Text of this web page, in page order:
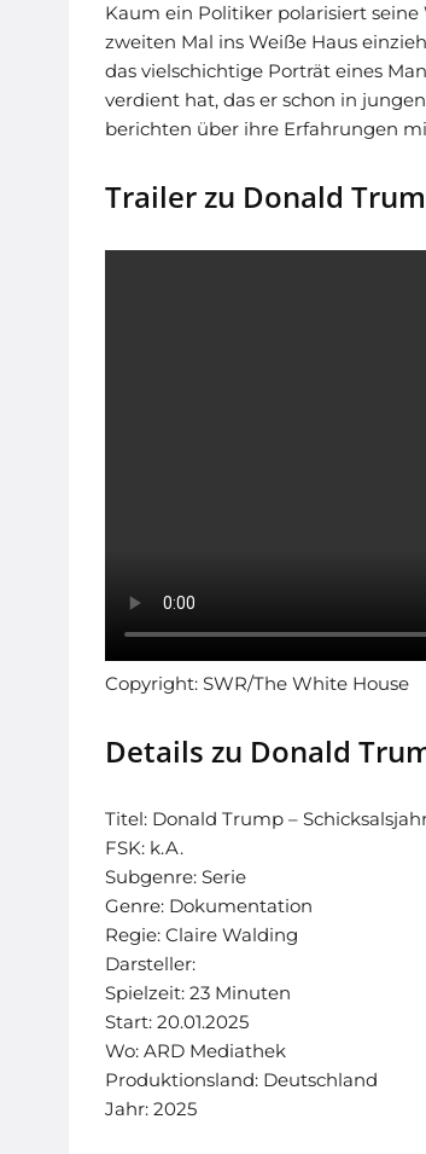
Kaum ein Politiker polarisiert
zweiten Mal ins Weiße Haus
das vielschichtige Porträt eines
verdient hat, das er schon in
berichten über ihre Erfahrungen
Trailer zu Donald
Copyright: SWR/The White House
Details zu Donald
Titel: Donald Trump –
FSK: k.A.
Subgenre: Serie
Genre: Dokumentation
Regie: Claire Walding
Darsteller:
Spielzeit: 23 Minuten
Start: 20.01.2025
Wo: ARD Mediathek
Produktionsland: Deutschland
Jahr: 2025